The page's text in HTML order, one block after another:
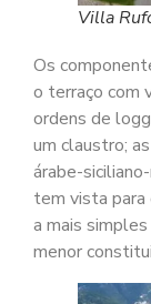
Villa
Os
o terraço com
ordens de
um claustro;
árabe-
tem vista para
a mais
menor